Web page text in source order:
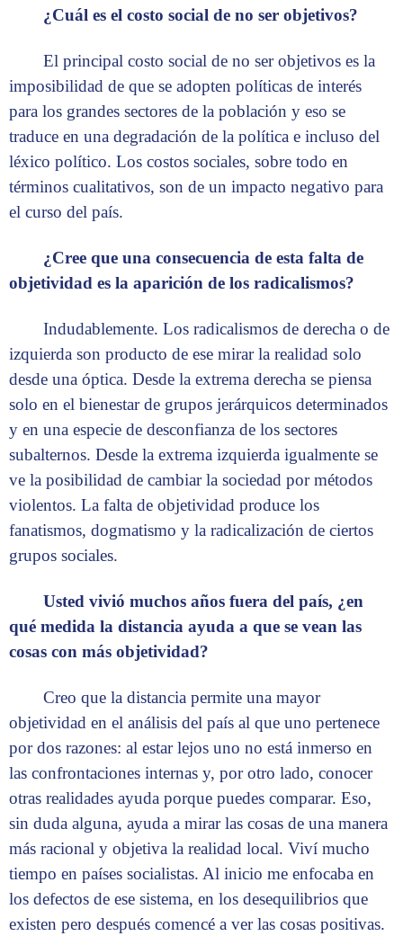
¿Cuál es el costo social de no ser objetivos?
El principal costo social de no ser objetivos es la
imposibilidad de que se adopten políticas de interés
para los grandes sectores de la población y eso se
traduce en una degradación de la política e incluso del
léxico político. Los costos sociales, sobre todo en
términos cualitativos, son de un impacto negativo para
el curso del país.
¿Cree que una consecuencia de esta falta de
objetividad es la aparición de los radicalismos?
Indudablemente. Los radicalismos de derecha o de
izquierda son producto de ese mirar la realidad solo
desde una óptica. Desde la extrema derecha se piensa
solo en el bienestar de grupos jerárquicos determinados
y en una especie de desconfianza de los sectores
subalternos. Desde la extrema izquierda igualmente se
ve la posibilidad de cambiar la sociedad por métodos
violentos. La falta de objetividad produce los
fanatismos, dogmatismo y la radicalización de ciertos
grupos sociales.
Usted vivió muchos años fuera del país, ¿en
qué medida la distancia ayuda a que se vean las
cosas con más objetividad?
Creo que la distancia permite una mayor
objetividad en el análisis del país al que uno pertenece
por dos razones: al estar lejos uno no está inmerso en
las confrontaciones internas y, por otro lado, conocer
otras realidades ayuda porque puedes comparar. Eso,
sin duda alguna, ayuda a mirar las cosas de una manera
más racional y objetiva la realidad local. Viví mucho
tiempo en países socialistas. Al inicio me enfocaba en
los defectos de ese sistema, en los desequilibrios que
existen pero después comencé a ver las cosas positivas.